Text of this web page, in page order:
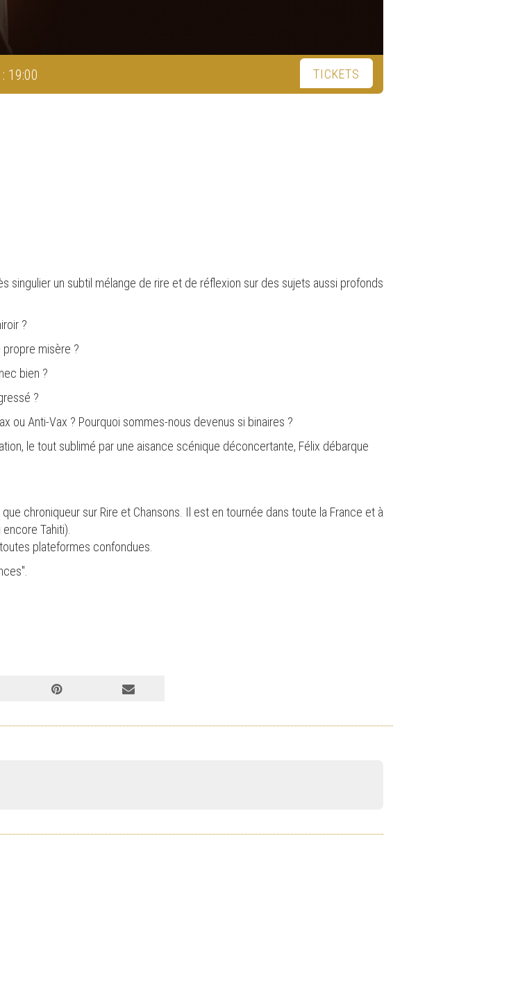
19:00 TICKETS
singulier un subtil mélange de rire et de réflexion sur des sujets aussi profonds
?
misère ?
bien ?
?
ou Anti-Vax ? Pourquoi sommes-nous devenus si binaires ?
le tout sublimé par une aisance scénique déconcertante, Félix débarque
chroniqueur sur Rire et Chansons. Il est en tournée dans toute la France et à
Tahiti).
plateformes confondues.